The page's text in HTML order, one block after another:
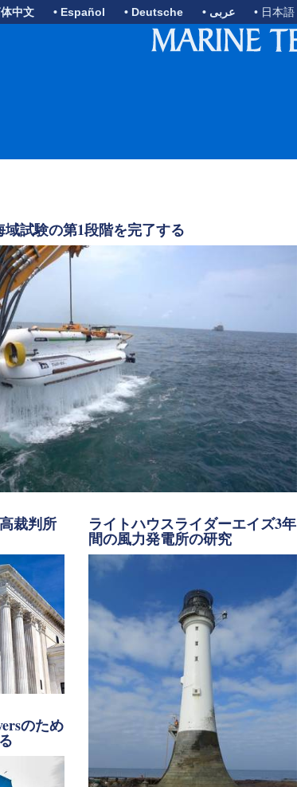
中文 • Español • Deutsche • عربى • 日本語
試験の第1段階を完了する
裁判所
のため
ライトハウスライダーエイズ3年
間の風力発電所の研究